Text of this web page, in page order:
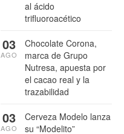
al ácido
trifluoroacético
Chocolate Corona,
marca de Grupo
Nutresa, apuesta por
el cacao real y la
trazabilidad
03
AGO
Cerveza Modelo lanza
su “Modelito”
03
AGO